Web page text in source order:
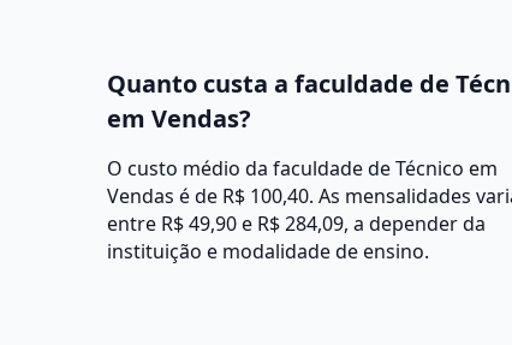
Quanto custa a faculdade de
em Vendas?
O custo médio da faculdade de Técnico em
Vendas é de R$ 100,40. As mensalidades
entre R$ 49,90 e R$ 284,09, a depender da
instituição e modalidade de ensino.